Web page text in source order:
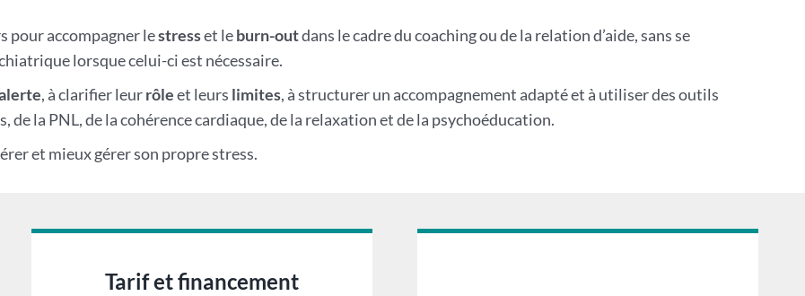
pour accompagner lestresset leburn-outdans le cadre du coaching ou de la relation d’aide, sans se
lorsque celui-ci est nécessaire.
, à clarifier leurrôleet leurs limites, à structurer un accompagnement adapté et à utiliser des outils
la PNL, de la cohérence cardiaque, de la relaxation et de la psychoéducation.
et mieux gérer son propre stress.
Tarif et financement